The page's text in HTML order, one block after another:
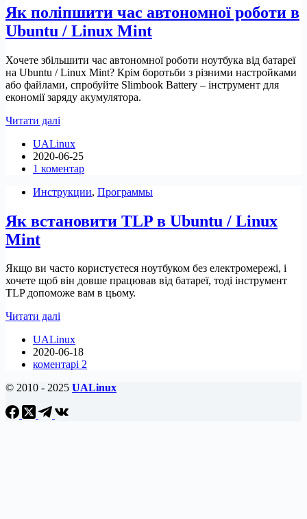
Як поліпшити час автономної роботи в
Ubuntu / Linux Mint
Хочете збільшити час автономної роботи ноутбука від батареї
на Ubuntu / Linux Mint? Крім боротьби з різними настройками
або файлами, спробуйте Slimbook Battery – інструмент для
економії заряду акумулятора.
Читати далі
час
автономної
роботи
Ubuntu
Linux
Mint
UALinux
2020-06-25
1 коментар
Инструкции, Программы
Як встановити TLP в Ubuntu / Linux
Mint
Якщо ви часто користуєтеся ноутбуком без електромережі, і
хочете щоб він довше працював від батареї, тоді інструмент
TLP допоможе вам в цьому.
Читати далі
TLP
в
Ubuntu
Linux
UALinux
2020-06-18
коментарі 2
© 2010 - 2025 UALinux